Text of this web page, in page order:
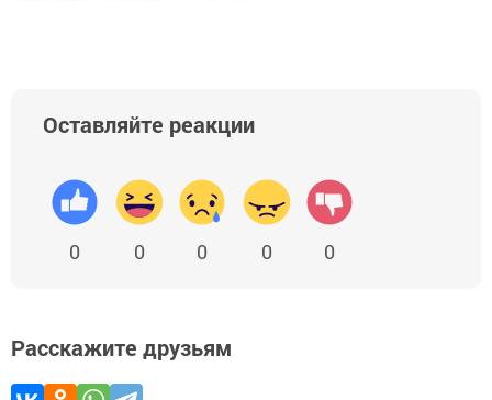
Оставляйте реакции
0 0 0 0 0
Расскажите друзьям